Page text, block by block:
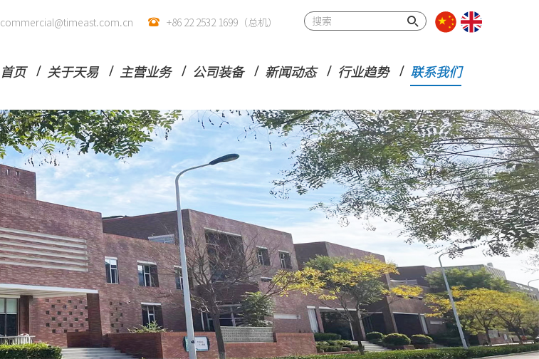
commercial@timeast.com.cn +86 22 2532 1699（总机）
首页 关于天易 主营业务 公司装备 新闻动态 行业趋势 联系我们